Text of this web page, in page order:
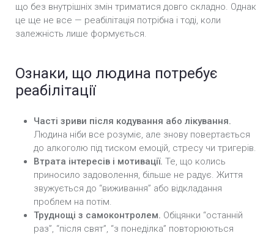
що без внутрішніх змін триматися довго складно. Однак
це ще не все — реабілітація потрібна і тоді, коли
залежність лише формується.
Ознаки, що людина потребує
реабілітації
Часті зриви після кодування або лікування.
Людина ніби все розуміє, але знову повертається
до алкоголю під тиском емоцій, стресу чи тригерів.
Втрата інтересів і мотивації. Те, що колись
приносило задоволення, більше не радує. Життя
звужується до “виживання” або відкладання
проблем на потім.
Труднощі з самоконтролем. Обіцянки “останній
раз”, “після свят”, “з понеділка” повторюються